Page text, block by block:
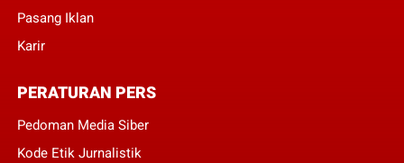
Pasang Iklan
Karir
PERATURAN PERS
Pedoman Media Siber
Kode Etik Jurnalistik